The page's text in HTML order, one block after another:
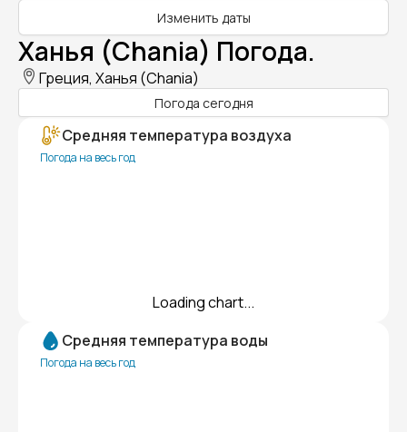
Изменить даты
Ханья (Chania) Погода.
Греция, Ханья (Chania)
Погода сегодня
Средняя температура воздуха
Погода на весь год
Loading chart...
Средняя температура воды
Погода на весь год